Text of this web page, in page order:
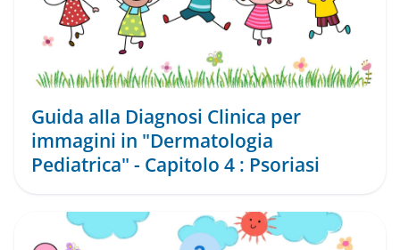
Guida alla Diagnosi Clinica per
immagini in "Dermatologia
Pediatrica" - Capitolo 4 : Psoriasi